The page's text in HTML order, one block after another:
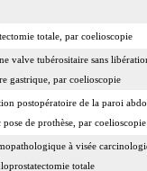
totale, par coelioscopie
valve tubérositaire sans
gastrique, par coelioscopie
postopératoire de la paroi
pose de prothèse, par coelioscopie
à visée
totale